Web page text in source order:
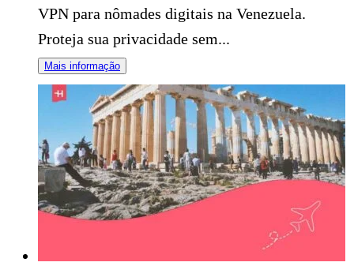
VPN para nômades digitais na Venezuela.
Proteja sua privacidade sem...
Mais informação